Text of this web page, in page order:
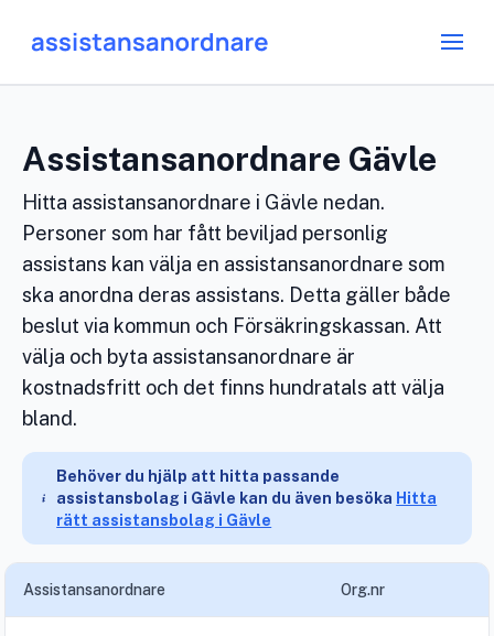
Assistansanordnare Gävle
Hitta assistansanordnare i Gävle nedan.
Personer som har fått beviljad personlig
assistans kan välja en assistansanordnare som
ska anordna deras assistans. Detta gäller både
beslut via kommun och Försäkringskassan. Att
välja och byta assistansanordnare är
kostnadsfritt och det finns hundratals att välja
bland.
Behöver du hjälp att hitta passande
assistansbolag i Gävle kan du även besöka Hitta
rätt assistansbolag i Gävle
Assistansanordnare Org.nr